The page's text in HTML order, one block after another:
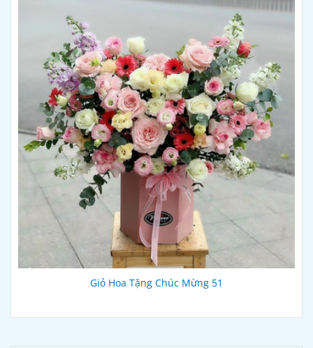
Giỏ Hoa Tặng Chúc Mừng 51